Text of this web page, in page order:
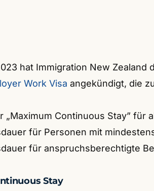
hat Immigration New Zealand
Work Visa angekündigt, die
„Maximum Continuous Stay” für
für Personen mit
für anspruchsberechtigte
Stay